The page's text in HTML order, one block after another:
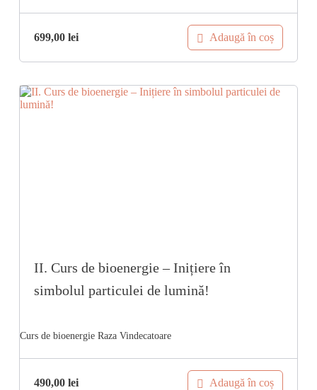
699,00 lei Adaugă în coș
II. Curs de bioenergie – Inițiere în
simbolul particulei de lumină!
490,00 lei Adaugă în coș